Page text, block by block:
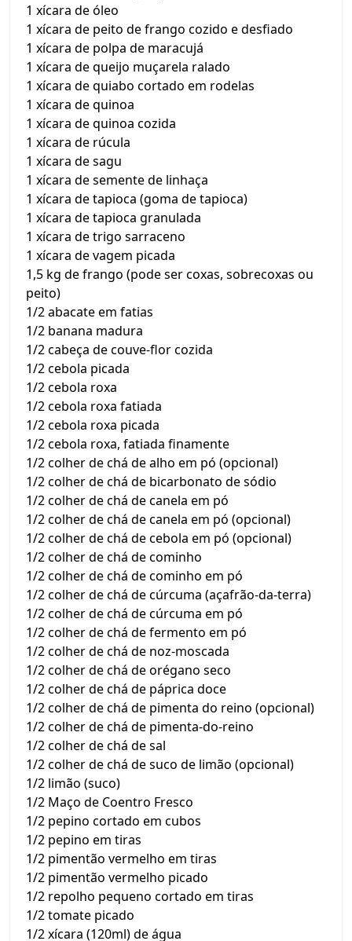
1 xícara de óleo
1 xícara de peito de frango cozido e desfiado
1 xícara de polpa de maracujá
1 xícara de queijo muçarela ralado
1 xícara de quiabo cortado em rodelas
1 xícara de quinoa
1 xícara de quinoa cozida
1 xícara de rúcula
1 xícara de sagu
1 xícara de semente de linhaça
1 xícara de tapioca (goma de tapioca)
1 xícara de tapioca granulada
1 xícara de trigo sarraceno
1 xícara de vagem picada
1,5 kg de frango (pode ser coxas, sobrecoxas ou
peito)
1/2 abacate em fatias
1/2 banana madura
1/2 cabeça de couve-flor cozida
1/2 cebola picada
1/2 cebola roxa
1/2 cebola roxa fatiada
1/2 cebola roxa picada
1/2 cebola roxa, fatiada finamente
1/2 colher de chá de alho em pó (opcional)
1/2 colher de chá de bicarbonato de sódio
1/2 colher de chá de canela em pó
1/2 colher de chá de canela em pó (opcional)
1/2 colher de chá de cebola em pó (opcional)
1/2 colher de chá de cominho
1/2 colher de chá de cominho em pó
1/2 colher de chá de cúrcuma (açafrão-da-terra)
1/2 colher de chá de cúrcuma em pó
1/2 colher de chá de fermento em pó
1/2 colher de chá de noz-moscada
1/2 colher de chá de orégano seco
1/2 colher de chá de páprica doce
1/2 colher de chá de pimenta do reino (opcional)
1/2 colher de chá de pimenta-do-reino
1/2 colher de chá de sal
1/2 colher de chá de suco de limão (opcional)
1/2 limão (suco)
1/2 Maço de Coentro Fresco
1/2 pepino cortado em cubos
1/2 pepino em tiras
1/2 pimentão vermelho em tiras
1/2 pimentão vermelho picado
1/2 repolho pequeno cortado em tiras
1/2 tomate picado
1/2 xícara (120ml) de água